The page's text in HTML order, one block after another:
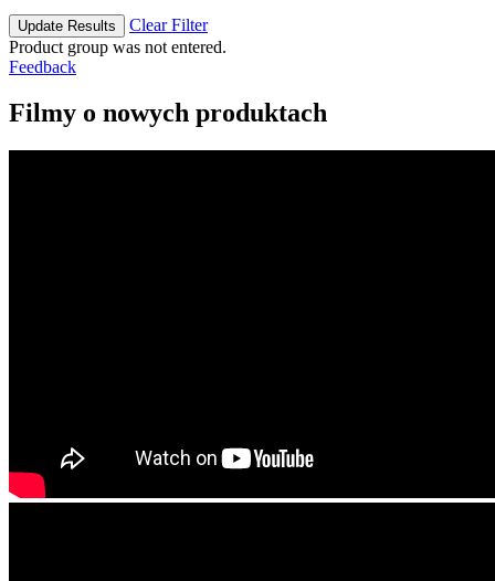
Update Results
Clear Filter
Product group was not entered.
Feedback
Filmy o nowych produktach